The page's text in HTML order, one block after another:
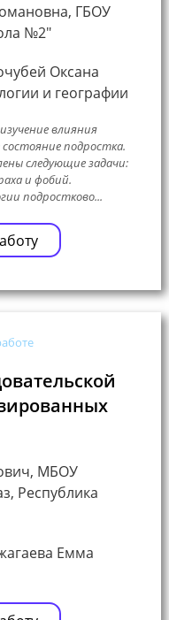
ГБОУ
№2"
Оксана
и географии
влияния
подростка.
следующие задачи:
и фобий.
подростково...
МБОУ
Республика
Емма